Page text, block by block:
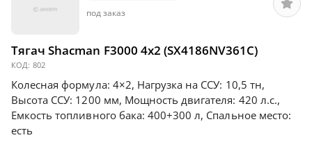
Тягач Shacman F3000 4х2 (SX4186NV361C)
КОД: 802
Колесная формула: 4×2, Нагрузка на ССУ: 10,5 тн,
Высота ССУ: 1200 мм, Мощность двигателя: 420 л.с.,
Емкость топливного бака: 400+300 л, Спальное место:
есть
под заказ